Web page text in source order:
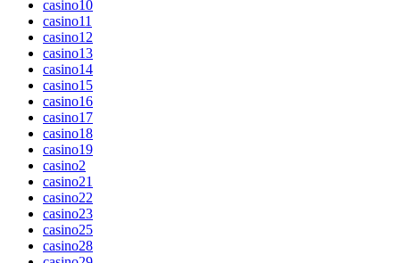
casino10
casino11
casino12
casino13
casino14
casino15
casino16
casino17
casino18
casino19
casino2
casino21
casino22
casino23
casino25
casino28